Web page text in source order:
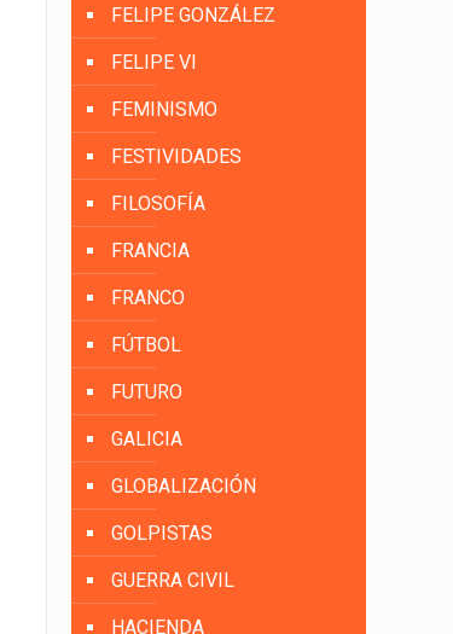
FELIPE GONZÁLEZ
FELIPE VI
FEMINISMO
FESTIVIDADES
FILOSOFÍA
FRANCIA
FRANCO
FÚTBOL
FUTURO
GALICIA
GLOBALIZACIÓN
GOLPISTAS
GUERRA CIVIL
HACIENDA